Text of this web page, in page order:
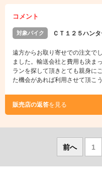
コメント
対象バイク ＣＴ１２５ハン
遠方からお取り寄せでの注文で
ました。輸送会社と費用も決ま
ランを探して頂きとても親身に
た機会があれば利用させて頂こ
販売店の返答を見る
前へ 1